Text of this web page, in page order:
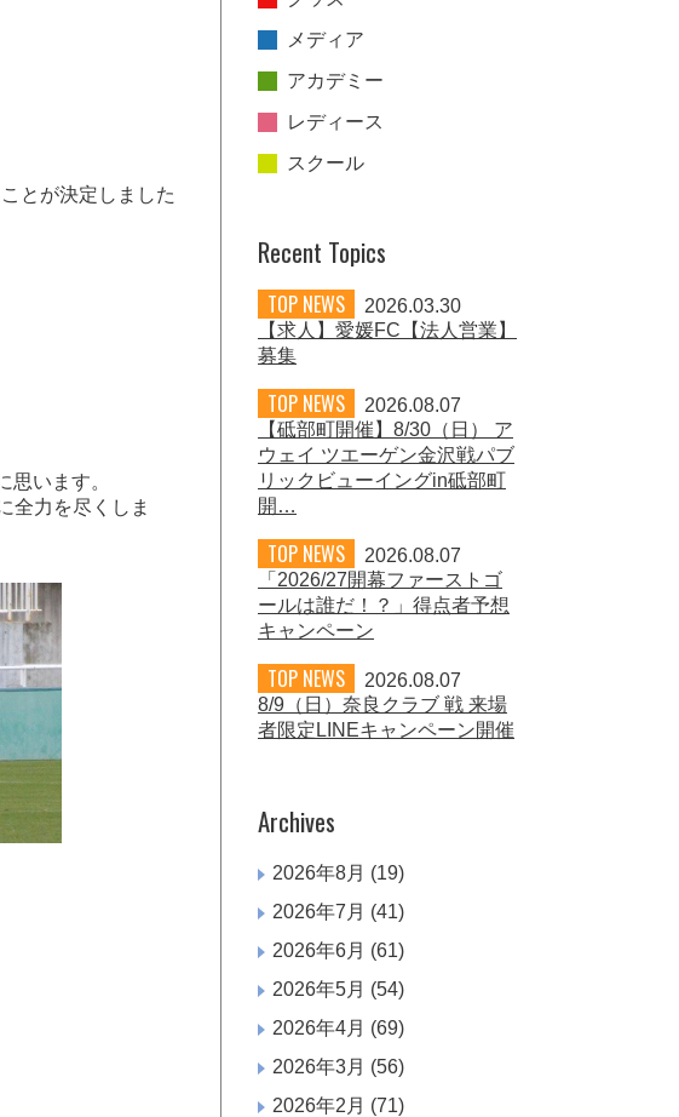
とが決定しました
います。
全力を尽くしま
メディア
アカデミー
レディース
スクール
Recent Topics
TOP NEWS
2026.03.30
【求人】愛媛FC【法人営業】
募集
TOP NEWS
2026.08.07
【砥部町開催】8/30（日） ア
ウェイ ツエーゲン金沢戦パブ
リックビューイングin砥部町
開…
TOP NEWS
2026.08.07
「2026/27開幕ファーストゴ
ールは誰だ！？」得点者予想
キャンペーン
TOP NEWS
2026.08.07
8/9（日）奈良クラブ 戦 来場
者限定LINEキャンペーン開催
Archives
2026年8月 (19)
2026年7月 (41)
2026年6月 (61)
2026年5月 (54)
2026年4月 (69)
2026年3月 (56)
2026年2月 (71)